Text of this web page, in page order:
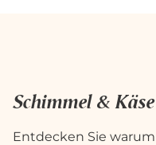
Schimmel & Käse
Entdecken Sie